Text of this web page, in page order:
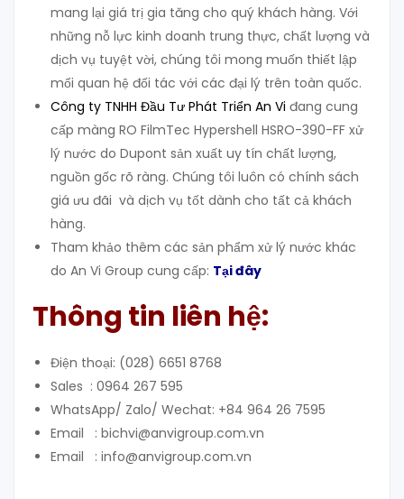
mang lại giá trị gia tăng cho quý khách hàng. Với
những nỗ lực kinh doanh trung thực, chất lượng và
dịch vụ tuyệt vời, chúng tôi mong muốn thiết lập
mối quan hệ đối tác với các đại lý trên toàn quốc.
Công ty TNHH Đầu Tư Phát Triển An Vi đang cung
cấp màng RO FilmTec Hypershell HSRO-390-FF xử
lý nước do Dupont sản xuất uy tín chất lượng,
nguồn gốc rõ ràng. Chúng tôi luôn có chính sách
giá ưu đãi và dịch vụ tốt dành cho tất cả khách
hàng.
Tham khảo thêm các sản phẩm xử lý nước khác
do An Vi Group cung cấp: Tại đây
Thông tin liên hệ:
Điện thoại: (028) 6651 8768
Sales : 0964 267 595
WhatsApp/ Zalo/ Wechat: +84 964 26 7595
Email : bichvi@anvigroup.com.vn
Email : info@anvigroup.com.vn